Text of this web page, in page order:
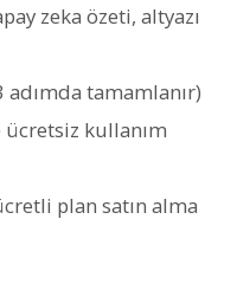
zeka özeti, altyazı
adımda tamamlanır)
ücretsiz kullanım
plan satın alma